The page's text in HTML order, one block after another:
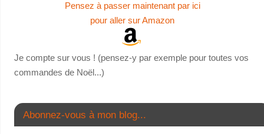
Pensez à passer maintenant par ici
pour aller sur Amazon
Je compte sur vous ! (pensez-y par exemple pour toutes vos
commandes de Noël...)
Abonnez-vous à mon blog...